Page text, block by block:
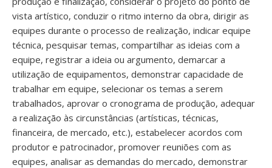
vista artístico, conduzir o ritmo interno da obra, dirigir as
equipes durante o processo de realização, indicar equipe
técnica, pesquisar temas, compartilhar as ideias com a
equipe, registrar a ideia ou argumento, demarcar a
utilização de equipamentos, demonstrar capacidade de
trabalhar em equipe, selecionar os temas a serem
trabalhados, aprovar o cronograma de produção, adequar
a realização às circunstâncias (artísticas, técnicas,
financeira, de mercado, etc.), estabelecer acordos com
produtor e patrocinador, promover reuniões com as
equipes, analisar as demandas do mercado, demonstrar